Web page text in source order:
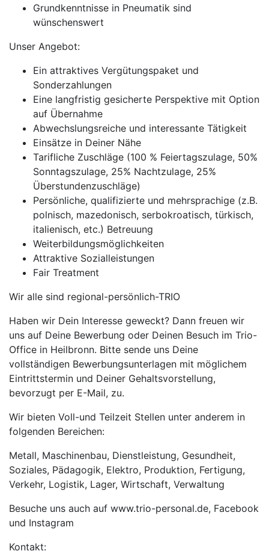
Grundkenntnisse in Pneumatik sind
wünschenswert
Unser Angebot:
Ein attraktives Vergütungspaket und
Sonderzahlungen
Eine langfristig gesicherte Perspektive mit Option
auf Übernahme
Abwechslungsreiche und interessante Tätigkeit
Einsätze in Deiner Nähe
Tarifliche Zuschläge (100 % Feiertagszulage, 50%
Sonntagszulage, 25% Nachtzulage, 25%
Überstundenzuschläge)
Persönliche, qualifizierte und mehrsprachige (z.B.
polnisch, mazedonisch, serbokroatisch, türkisch,
italienisch, etc.) Betreuung
Weiterbildungsmöglichkeiten
Attraktive Sozialleistungen
Fair Treatment
Wir alle sind regional-persönlich-TRIO
Haben wir Dein Interesse geweckt? Dann freuen wir
uns auf Deine Bewerbung oder Deinen Besuch im Trio-
Office in Heilbronn. Bitte sende uns Deine
vollständigen Bewerbungsunterlagen mit möglichem
Eintrittstermin und Deiner Gehaltsvorstellung,
bevorzugt per E-Mail, zu.
Wir bieten Voll-und Teilzeit Stellen unter anderem in
folgenden Bereichen:
Metall, Maschinenbau, Dienstleistung, Gesundheit,
Soziales, Pädagogik, Elektro, Produktion, Fertigung,
Verkehr, Logistik, Lager, Wirtschaft, Verwaltung
Besuche uns auch auf www.trio-personal.de, Facebook
und Instagram
Kontakt: